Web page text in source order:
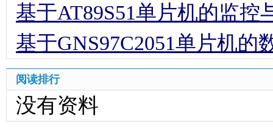
基于AT89S51单片机的监控
基于GNS97C2051单片机的
阅读排行
没有资料